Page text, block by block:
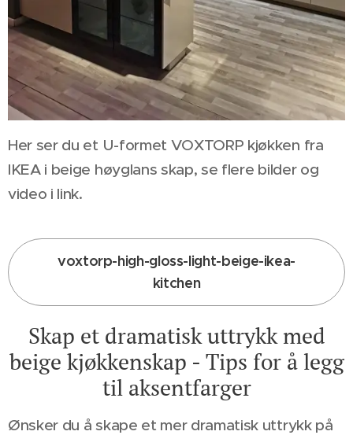
Her ser du et U-formet VOXTORP kjøkken fra
IKEA i beige høyglans skap, se flere bilder og
video i link.
voxtorp-high-gloss-light-beige-ikea-
kitchen
Skap et dramatisk uttrykk med
beige kjøkkenskap - Tips for å legg
til aksentfarger
Ønsker du å skape et mer dramatisk uttrykk på